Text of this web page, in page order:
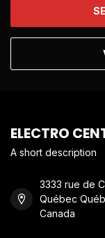
ELECTRO
A short description
3333 rue de
Québec
Canada